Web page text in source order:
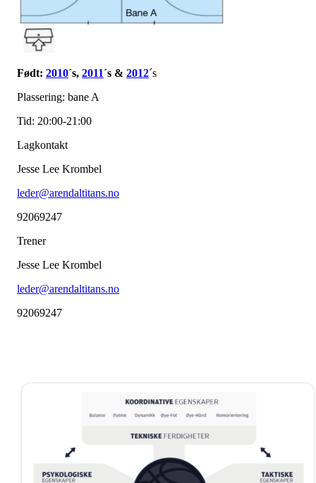
Født: 2010´s, 2011´s & 2012´s
Plassering: bane A
Tid: 20:00-21:00
Lagkontakt
Jesse Lee Krombel
leder@arendaltitans.no
92069247
Trener
Jesse Lee Krombel
leder@arendaltitans.no
92069247